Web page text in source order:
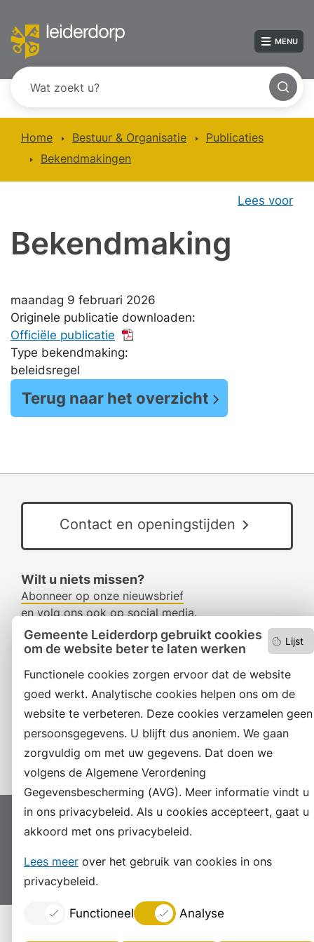
Lijst
Gemeente Leiderdorp gebruikt cookies
om de website beter te laten werken
Functionele cookies zorgen ervoor dat de website
goed werkt. Analytische cookies helpen ons om de
website te verbeteren. Deze cookies verzamelen geen
persoonsgegevens. U blijft dus anoniem. We gaan
zorgvuldig om met uw gegevens. Dat doen we
volgens de Algemene Verordening
Gegevensbescherming (AVG). Meer informatie vindt u
in ons privacybeleid. Als u cookies accepteert, gaat u
akkoord met ons privacybeleid.
Lees meer over het gebruik van cookies in ons
privacybeleid.
Functioneel Analyse
MENU
Home Bestuur & Organisatie
Publicaties
Bekendmakingen
Lees voor
Bekendmaking
maandag 9 februari 2026
Originele publicatie downloaden:
Officiële publicatie
Type bekendmaking:
beleidsregel
Terug naar het overzicht
Contact en openingstijden
Wilt u niets missen?
Abonneer op onze nieuwsbrief
en volg ons ook op social media.
RSS
LinkedIn
Instagram
Proclaimer Colofon
Toegankelijkheid